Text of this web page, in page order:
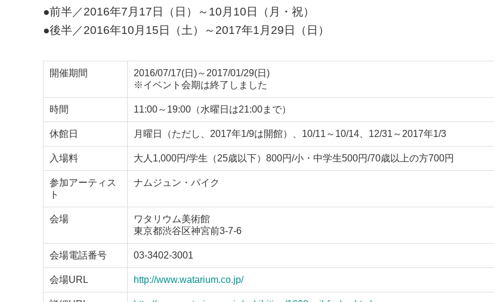
●前半／2016年7月17日（日）～10月10日（月・祝）
●後半／2016年10月15日（土）～2017年1月29日（日）
開催期間
2016/07/17(日)～2017/01/29(日)
※イベント会期は終了しました
時間 11:00～19:00（水曜日は21:00まで）
休館日 月曜日（ただし、2017年1/9は開館）、10/11～10/14、12/31～2017年1/3
入場料 大人1,000円/学生（25歳以下）800円/小・中学生500円/70歳以上の方700円
参加アーティス
ト
ナムジュン・パイク
会場
ワタリウム美術館
東京都渋谷区神宮前3-7-6
会場電話番号 03-3402-3001
会場URL http://www.watarium.co.jp/